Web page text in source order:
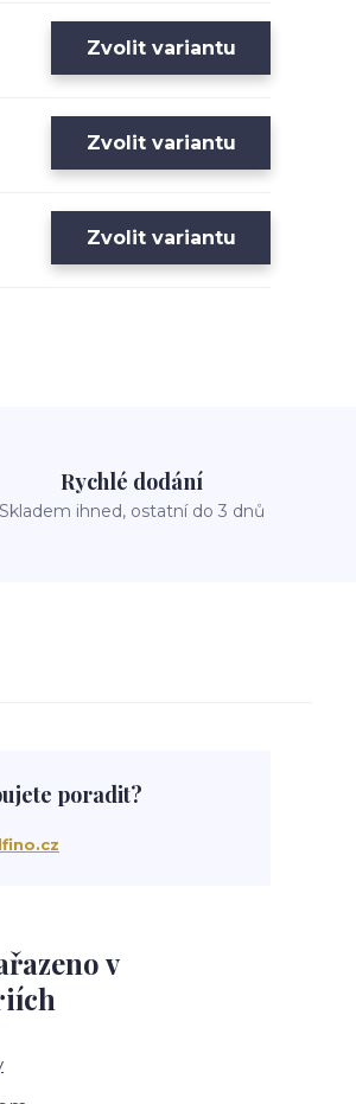
Zvolit variantu
Zvolit variantu
Zvolit variantu
Rychlé dodání
Skladem ihned, ostatní do 3 dnů
v
poradit?